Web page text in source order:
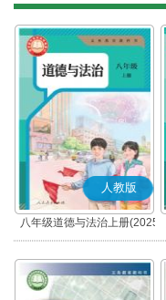
人教版
八年级道德与法治上册(2025
秋版)(部编版)